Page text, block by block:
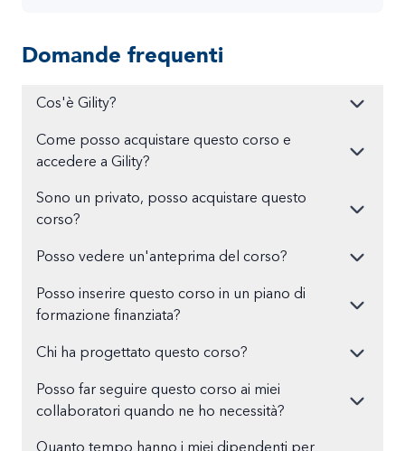
Domande frequenti
Cos'è Gility?
Come posso acquistare questo corso e
accedere a Gility?
Sono un privato, posso acquistare questo
corso?
Posso vedere un'anteprima del corso?
Posso inserire questo corso in un piano di
formazione finanziata?
Chi ha progettato questo corso?
Posso far seguire questo corso ai miei
collaboratori quando ne ho necessità?